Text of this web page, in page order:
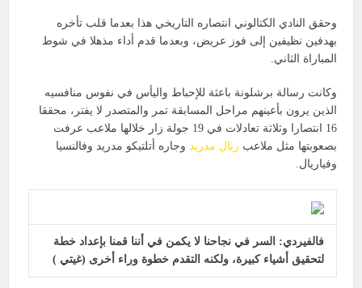
وحقق النادي الكتالوني انتصاره التاريخي هذا بعدما قلب تأخره
بهدفين نظيفين إلى فوز عريض، وبعدما قدم أداء مذهلا في شوط
المباراة الثاني.
وكانت رسالة برشلونة باعثة للإحباط واليأس في نفوس منافسيه
الذين يرون بأعينهم مراحل المسابقة تمر والمتصدر لا يفتر، محققا
16 انتصارا وثلاثة تعادلات في 19 جولة زار خلالها ملاعب عرفت
بصعوبتها مثل ملاعب ريال مدريد وجاره أتلتيكو مدريد وفالنسيا
وفياريال.
فالفيردي: السر في نجاحنا لا يكمن في أننا قمنا بإعداد خطة
لتحقيق أشياء كبيرة، ولكنه التقدم خطوة وراء أخرى (غيتي )